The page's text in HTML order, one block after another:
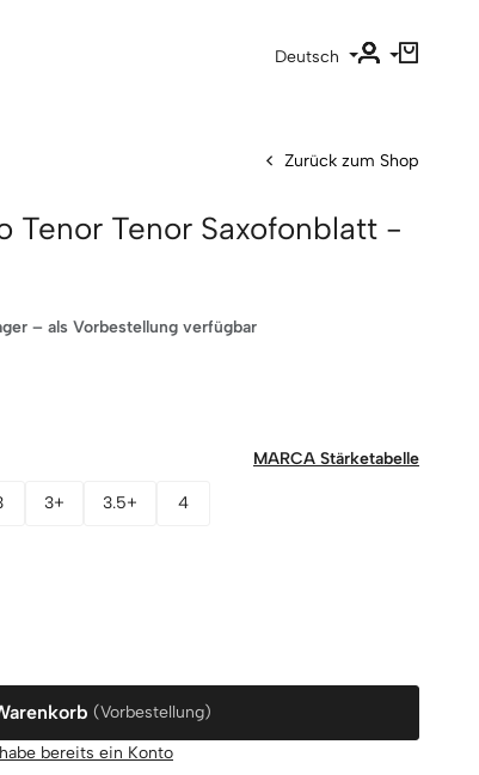
Deutsch
Zurück zum Shop
Tenor Tenor Saxofonblatt -
– als Vorbestellung verfügbar
MARCA Stärketabelle
3+ 3.5+ 4
(Vorbestellung)
bereits ein Konto